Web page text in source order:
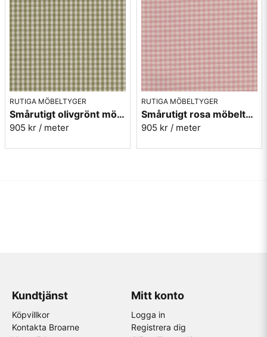
RUTIGA MÖBELTYGER
Smårutigt olivgrönt möbeltyg - Mini Ruta nr.1078
905 kr / meter
RUTIGA MÖBELTYGER
Smårutigt rosa möbeltyg - Mini Ruta nr.1028
905 kr / meter
Kundtjänst
Köpvillkor
Kontakta Broarne
Mitt konto
Logga in
Registrera dig